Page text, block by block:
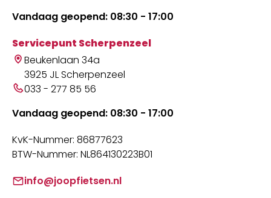
Vandaag geopend: 08:30 - 17:00
Servicepunt Scherpenzeel
Beukenlaan 34a
3925 JL Scherpenzeel
033 - 277 85 56
Vandaag geopend: 08:30 - 17:00
KvK-Nummer: 86877623
BTW-Nummer: NL864130223B01
info@joopfietsen.nl